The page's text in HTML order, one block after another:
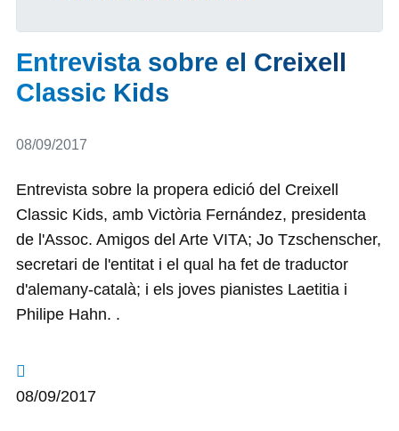
Entrevista sobre el Creixell
Classic Kids
Detalls
08/09/2017
Entrevista sobre la propera edició del Creixell
Classic Kids, amb Victòria Fernández, presidenta
de l'Assoc. Amigos del Arte VITA; Jo Tzschenscher,
secretari de l'entitat i el qual ha fet de traductor
d'alemany-català; i els joves pianistes Laetitia i
Philipe Hahn. .
08/09/2017